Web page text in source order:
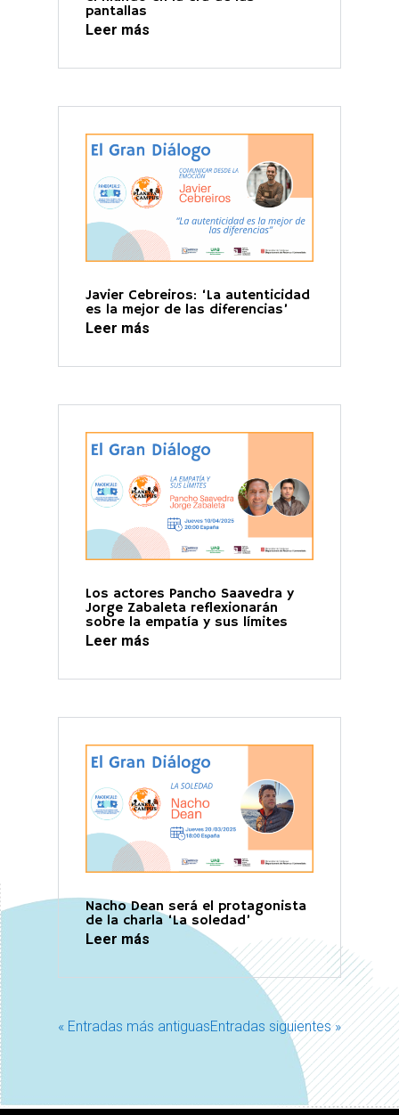
pantallas
Leer más
Javier Cebreiros: ‘La autenticidad
es la mejor de las diferencias’
Leer más
Los actores Pancho Saavedra y
Jorge Zabaleta reflexionarán
sobre la empatía y sus límites
Leer más
Nacho Dean será el protagonista
de la charla ‘La soledad’
Leer más
« Entradas más antiguasEntradas siguientes »